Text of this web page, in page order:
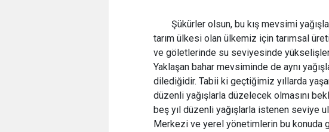
Şükürler olsun, bu kış mevsimi
tarım ülkesi olan ülkemiz için tarımsal
ve göletlerinde su seviyesinde
Yaklaşan bahar mevsiminde de aynı
dilediğidir. Tabii ki geçtiğimiz yıllarda
düzenli yağışlarla düzelecek olmasını
beş yıl düzenli yağışlarla istenen seviye
Merkezi ve yerel yönetimlerin bu konuda